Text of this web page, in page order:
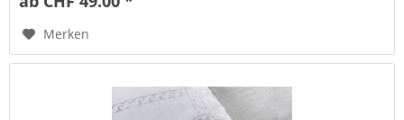
Merken